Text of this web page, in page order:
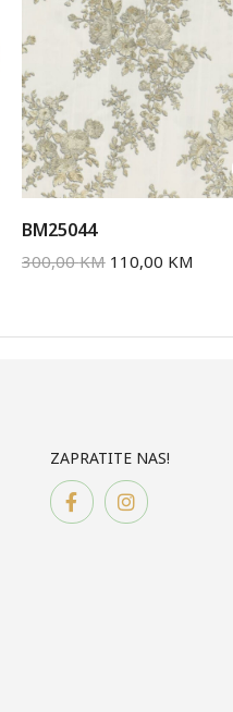
BM25044
300,00KM 110,00 KM
ZAPRATITE NAS!